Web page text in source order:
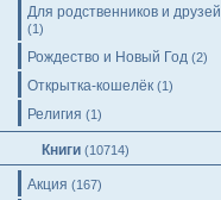
Для родственников и друзей
(1)
Рождество и Новый Год (2)
Открытка-кошелёк (1)
Религия (1)
Книги (10714)
Акция (167)